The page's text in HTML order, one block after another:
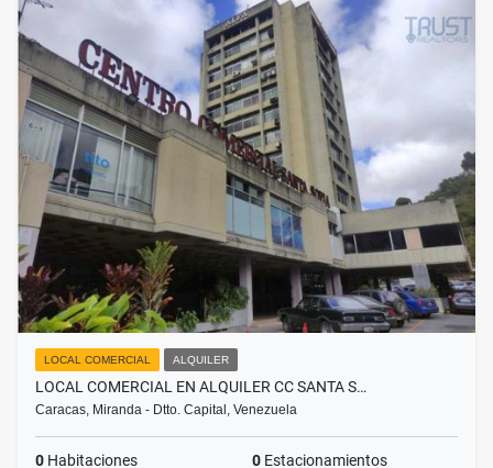
LOCAL COMERCIAL ALQUILER
LOCAL COMERCIAL EN ALQUILER CC SANTA S…
Caracas, Miranda - Dtto. Capital, Venezuela
0 Habitaciones 0 Estacionamientos